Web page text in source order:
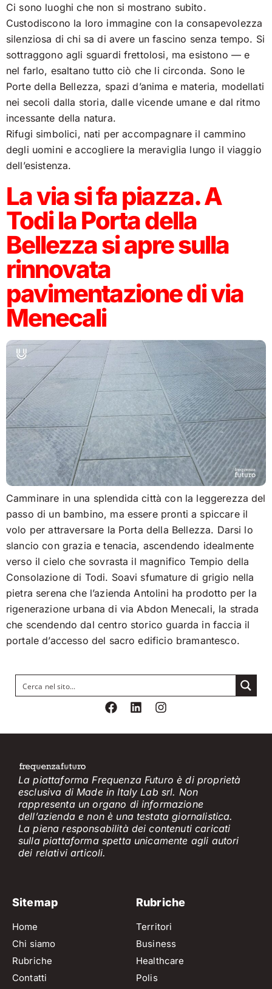
Ci sono luoghi che non si mostrano subito.
Custodiscono la loro immagine con la consapevolezza
silenziosa di chi sa di avere un fascino senza tempo. Si
sottraggono agli sguardi frettolosi, ma esistono — e
nel farlo, esaltano tutto ciò che li circonda. Sono le
Porte della Bellezza, spazi d’anima e materia, modellati
nei secoli dalla storia, dalle vicende umane e dal ritmo
incessante della natura.
Rifugi simbolici, nati per accompagnare il cammino
degli uomini e accogliere la meraviglia lungo il viaggio
dell’esistenza.
La via si fa piazza. A
Todi la Porta della
Bellezza si apre sulla
rinnovata
pavimentazione di via
Menecali
Camminare in una splendida città con la leggerezza del
passo di un bambino, ma essere pronti a spiccare il
volo per attraversare la Porta della Bellezza. Darsi lo
slancio con grazia e tenacia, ascendendo idealmente
verso il cielo che sovrasta il magnifico Tempio della
Consolazione di Todi. Soavi sfumature di grigio nella
pietra serena che l’azienda Antolini ha prodotto per la
rigenerazione urbana di via Abdon Menecali, la strada
che scendendo dal centro storico guarda in faccia il
portale d’accesso del sacro edificio bramantesco.
La piattaforma Frequenza Futuro è di proprietà
esclusiva di Made in Italy Lab srl. Non
rappresenta un organo di informazione
dell’azienda e non è una testata giornalistica.
La piena responsabilità dei contenuti caricati
sulla piattaforma spetta unicamente agli autori
dei relativiarticoli.
Sitemap
Home
Chi siamo
Rubriche
Contatti
Rubriche
Territori
Business
Healthcare
Polis